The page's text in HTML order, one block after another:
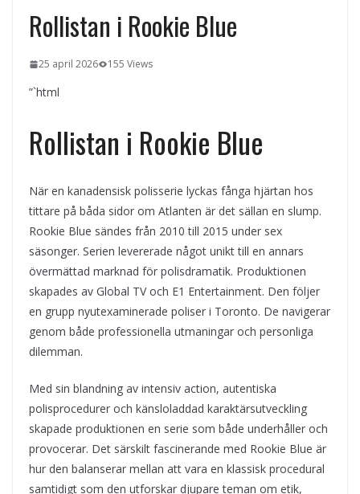
Rollistan i Rookie Blue
25 april 2026 155 Views
”`html
Rollistan i Rookie Blue
När en kanadensisk polisserie lyckas fånga hjärtan hos
tittare på båda sidor om Atlanten är det sällan en slump.
Rookie Blue sändes från 2010 till 2015 under sex
säsonger. Serien levererade något unikt till en annars
övermättad marknad för polisdramatik. Produktionen
skapades av Global TV och E1 Entertainment. Den följer
en grupp nyutexaminerade poliser i Toronto. De navigerar
genom både professionella utmaningar och personliga
dilemman.
Med sin blandning av intensiv action, autentiska
polisprocedurer och känsloladdad karaktärsutveckling
skapade produktionen en serie som både underhåller och
provocerar. Det särskilt fascinerande med Rookie Blue är
hur den balanserar mellan att vara en klassisk procedural
samtidigt som den utforskar djupare teman om etik,